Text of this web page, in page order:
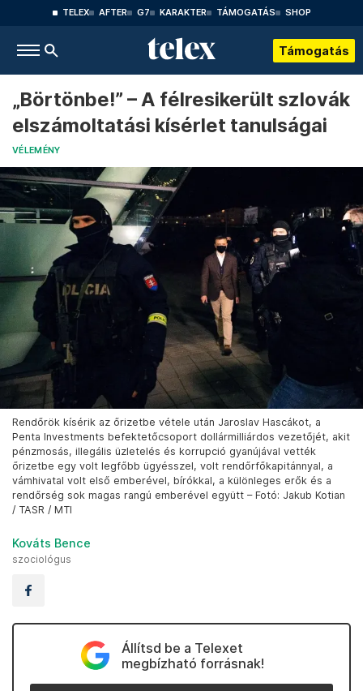
TELEX AFTER G7 KARAKTER TÁMOGATÁS SHOP
Támogatás
„Börtönbe!” – A félresikerült szlovák
elszámoltatási kísérlet tanulságai
VÉLEMÉNY
Rendőrök kísérik az őrizetbe vétele után Jaroslav Hascákot, a
Penta Investments befektetőcsoport dollármilliárdos vezetőjét, akit
pénzmosás, illegális üzletelés és korrupció gyanújával vették
őrizetbe egy volt legfőbb ügyésszel, volt rendőrfőkapitánnyal, a
vámhivatal volt első emberével, bírókkal, a különleges erők és a
rendőrség sok magas rangú emberével együtt – Fotó: Jakub Kotian
/ TASR / MTI
Kováts Bence
szociológus
Állítsd be a Telexet
megbízható forrásnak!